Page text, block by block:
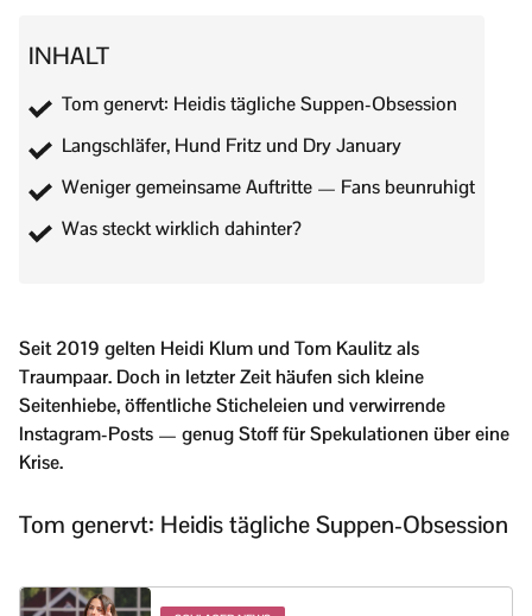
INHALT
Tom genervt: Heidis tägliche Suppen-Obsession
Langschläfer, Hund Fritz und Dry January
Weniger gemeinsame Auftritte — Fans beunruhigt
Was steckt wirklich dahinter?
Seit 2019 gelten Heidi Klum und Tom Kaulitz als
Traumpaar. Doch in letzter Zeit häufen sich kleine
Seitenhiebe, öffentliche Sticheleien und verwirrende
Instagram-Posts — genug Stoff für Spekulationen über eine
Krise.
Tom genervt: Heidis tägliche Suppen-Obsession